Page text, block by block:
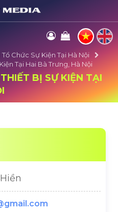
Chức Sự Kiện Tại Hà Nội
Tại Hai Bà Trưng, Hà Nội
BỊ SỰ KIỆN TẠI